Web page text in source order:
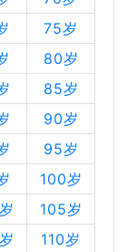
75岁
80岁
85岁
90岁
95岁
100岁
105岁
110岁